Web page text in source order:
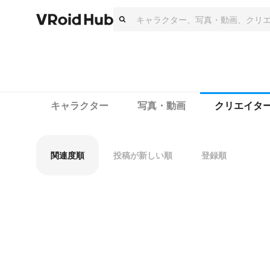
キャラクター 写真・動画 クリエイタ
関連度順 投稿が新しい順 登録順